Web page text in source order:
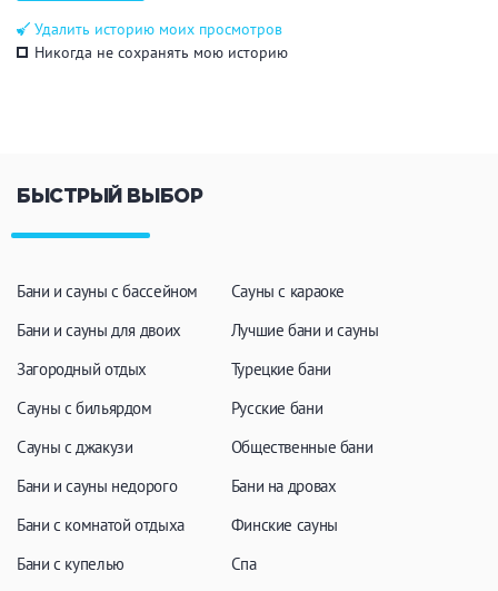
Удалить историю моих просмотров
Никогда не сохранять мою историю
БЫСТРЫЙ ВЫБОР
Бани и сауны с бассейном
Бани и сауны для двоих
Загородный отдых
Сауны с бильярдом
Сауны с джакузи
Бани и сауны недорого
Бани с комнатой отдыха
Бани с купелью
Сауны с караоке
Лучшие бани и сауны
Турецкие бани
Русские бани
Общественные бани
Бани на дровах
Финские сауны
Спа